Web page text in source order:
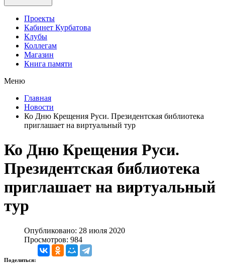
Проекты
Кабинет Курбатова
Клубы
Коллегам
Магазин
Книга памяти
Меню
Главная
Новости
Ко Дню Крещения Руси. Президентская библиотека
приглашает на виртуальный тур
Ко Дню Крещения Руси.
Президентская библиотека
приглашает на виртуальный
тур
Опубликовано: 28 июля 2020
Просмотров: 984
Поделиться: